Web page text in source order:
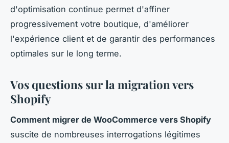
d'optimisation continue permet d'affiner
progressivement votre boutique, d'améliorer
l'expérience client et de garantir des performances
optimales sur le long terme.
Vos questions sur la migration vers
Shopify
Comment migrer de WooCommerce vers Shopify
suscite de nombreuses interrogations légitimes